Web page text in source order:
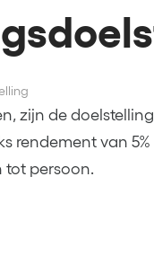
zijn de
rendement van
tot persoon.